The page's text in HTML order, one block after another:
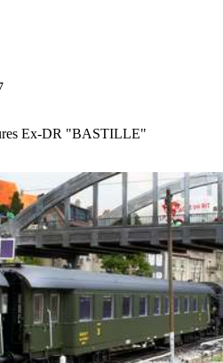
Ex-DR "BASTILLE"